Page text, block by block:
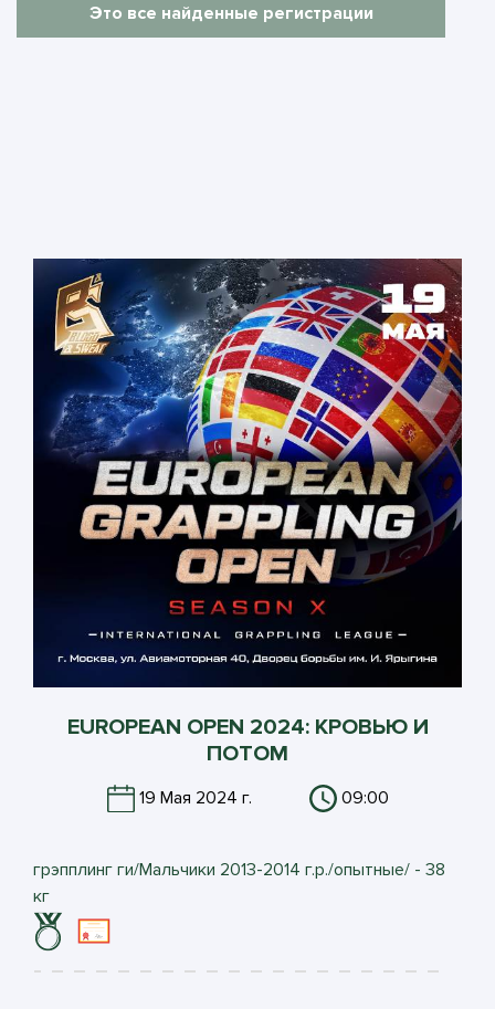
Это все найденные регистрации
EUROPEAN OPEN 2024: КРОВЬЮ И
ПОТОМ
19 Мая 2024 г. 09:00
грэпплинг ги/Мальчики 2013-2014 г.р./опытные/ - 38
кг